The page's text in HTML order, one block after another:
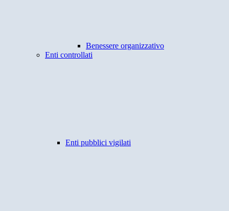
Benessere organizzativo
Enti controllati
Enti pubblici vigilati